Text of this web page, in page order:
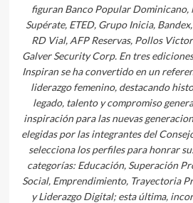
figuran Banco Popular
Supérate, ETED, Grupo Inicia,
RD Vial, AFP Reservas, Pollos
Galver Security Corp. En tres
Inspiran se ha convertido en un
liderazgo femenino, destacando
legado, talento y compromiso
inspiración para las nuevas
elegidas por las integrantes del
selecciona los perfiles para honrar
categorías: Educación, Superación
Social, Emprendimiento, Trayectoria
y Liderazgo Digital; esta última,